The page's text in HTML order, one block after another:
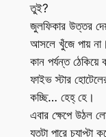
তুই?
জুলফিকার উত্তর
আসলে খুঁজে পায়
কান পর্যন্ত
ফাইভ স্টার
কচ্ছি… হেহ্ হে।
এবার ক্ষেপে উঠল
যতটা পারে